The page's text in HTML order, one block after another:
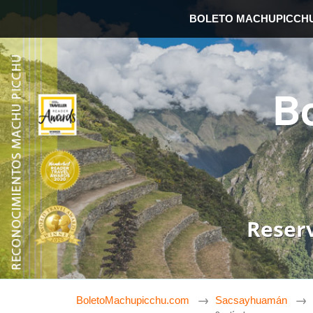
BOLETO
BoletoMachupicchu.com Sacsayhuamán